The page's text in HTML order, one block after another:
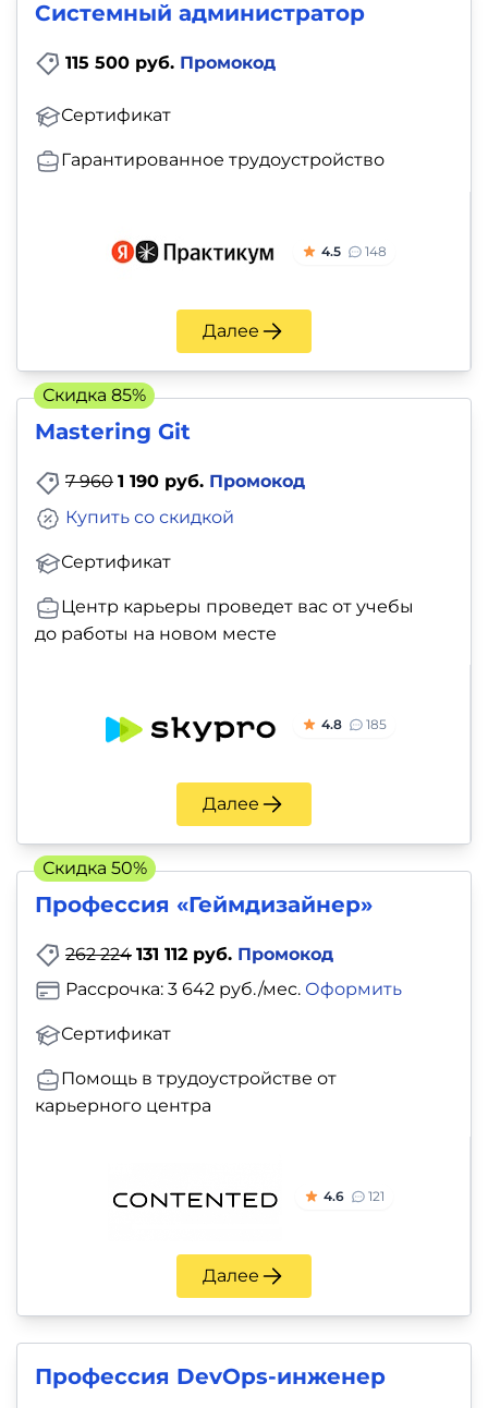
Системный администратор
115 500 руб. Промокод
Сертификат
Гарантированное трудоустройство
4.5 148
Далее
Mastering Git
7 960 1 190 руб. Промокод
Сертификат
Купить со скидкой
Центр карьеры проведет вас от учебы
до работы на новом месте
4.8 185
Далее
Скидка 85%
Профессия «Геймдизайнер»
262 224 131 112 руб. Промокод
Сертификат
Рассрочка: 3 642 руб./мес. Оформить
Помощь в трудоустройстве от
карьерного центра
4.6 121
Далее
Скидка 50%
Профессия DevOps-инженер